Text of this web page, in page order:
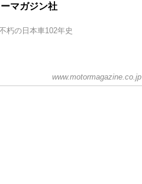
マガジン社
朽の日本車102年史
www.motormagazine.co.jp